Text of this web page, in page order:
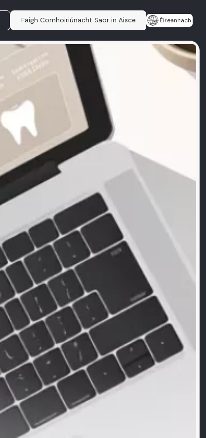
Faigh Comhoiriúnacht Saor in Aisce Éireannach